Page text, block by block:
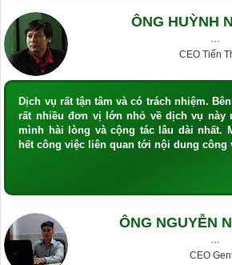
ÔNG HUỲNH
···
CEO Tiến
Dịch vụ rất tận tâm và có trách nhiệm.
rất nhiều đơn vị lớn nhỏ về dịch vụ này
mình hài lòng và cộng tác lâu dài nhất.
hết công việc liên quan tới nội dung công
ÔNG NGUYỄN
···
CEO